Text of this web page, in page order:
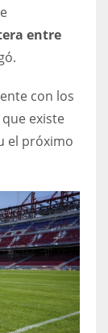
entre
con los
existe
el próximo